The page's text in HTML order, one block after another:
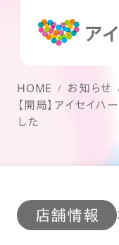
HOME お知らせ
【開局】アイセイ
した
店舗情報